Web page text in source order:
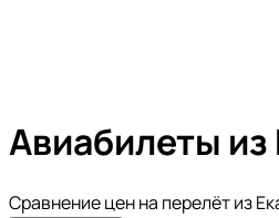
Авиабилеты из
Сравнение цен на перелёт из